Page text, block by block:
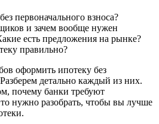
первоначального взноса?
и зачем вообще нужен
есть предложения на рынке?
правильно?
оформить ипотеку без
детально каждый из них.
почему банки требуют
нужно разобрать, чтобы вы лучше